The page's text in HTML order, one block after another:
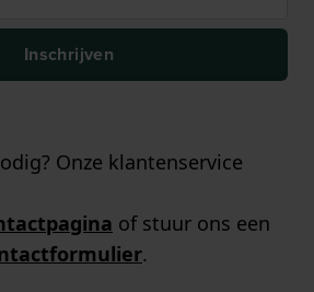
Inschrijven
Onze klantenservice
of stuur ons een
.